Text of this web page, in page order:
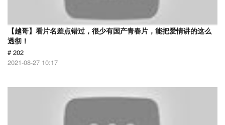
【越哥】看片名差点错过，很少有国产青春片，能把爱情讲的这么
透彻！
# 202
2021-08-27 10:17